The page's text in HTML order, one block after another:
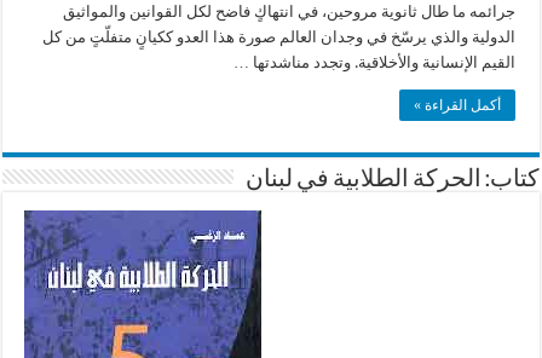
جرائمه ما طال ثانوية مروحين، في انتهاكٍ فاضح لكل القوانين والمواثيق
الدولية والذي يرسّخ في وجدان العالم صورة هذا العدو ككيانٍ متفلّتٍ من كل
القيم الإنسانية والأخلاقية. وتجدد مناشدتها …
أكمل القراءة »
كتاب: الحركة الطلابية في لبنان